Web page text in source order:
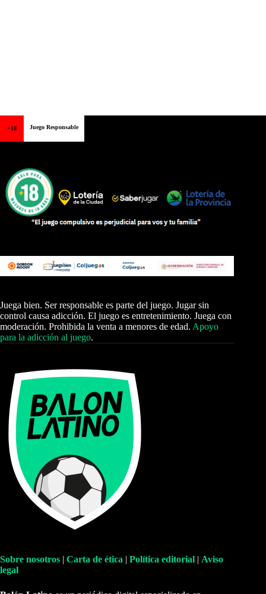
+18 Juego Responsable
Juega bien. Ser responsable es parte del juego. Jugar sin
control causa adicción. El juego es entretenimiento. Juega con
moderación. Prohibida la venta a menores de edad. Apoyo
para la adicción al juego.
Sobre nosotros | Carta de ética | Política editorial | Aviso
legal